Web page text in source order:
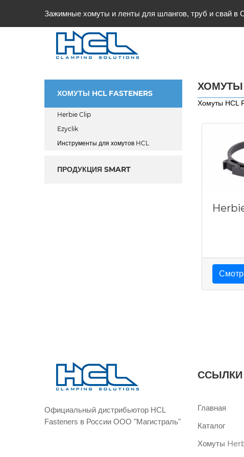
Зажимные хомуты и ленты для шлангов, труб и свай в
ХОМУТЫ HCL FASTENERS
Herbie Clip
Ezyclik
Инструменты для хомутов HCL
ПРОДУКЦИЯ SMART
ХОМУТЫ
Хомуты HCL
Официальный дистрибьютор HCL
Fasteners в России ООО "Магистраль"
ССЫЛКИ
Главная
Каталог
Хомуты